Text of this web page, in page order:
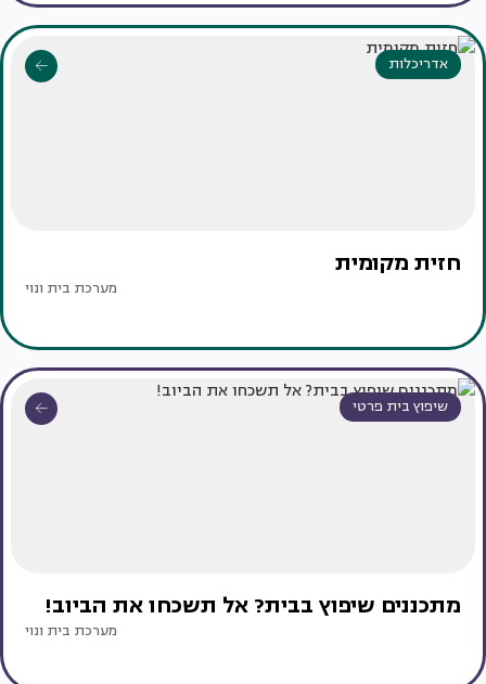
אדריכלות
חזית מקומית
מערכת בית ונוי
שיפוץ בית פרטי
מתכננים שיפוץ בבית? אל תשכחו את הביוב!
מערכת בית ונוי